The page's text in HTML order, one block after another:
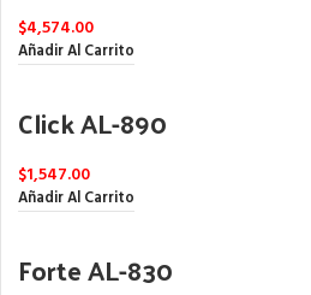
$4,574.00
Añadir Al Carrito
Click AL-890
$1,547.00
Añadir Al Carrito
Forte AL-830